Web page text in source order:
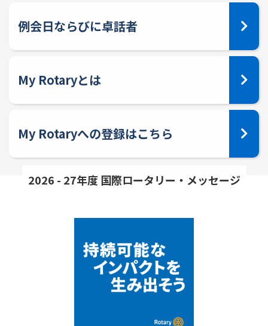
例会日ならびに卓話者
My Rotaryとは
My Rotaryへの登録はこちら
2026 - 27年度 国際ロータリー・メッセージ